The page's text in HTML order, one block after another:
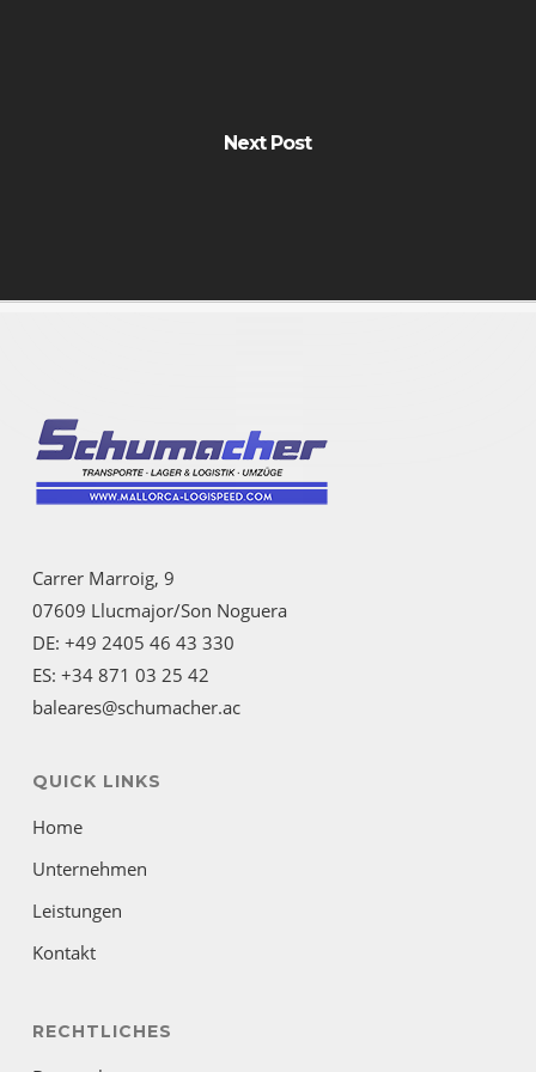
Next Post
Carrer Marroig, 9
07609 Llucmajor/Son Noguera
DE: +49 2405 46 43 330
ES: +34 871 03 25 42
baleares@schumacher.ac
QUICK LINKS
Home
Unternehmen
Leistungen
Kontakt
RECHTLICHES